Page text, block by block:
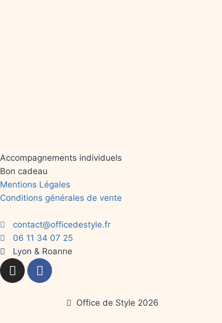
Accompagnements individuels
Bon cadeau
Mentions Légales
Conditions générales de vente
contact@officedestyle.fr
06 11 34 07 25
Lyon & Roanne
Office de Style 2026